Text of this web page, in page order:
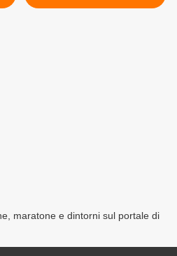
2012 (di Daniele Baranzini)
maratone e dintorni sul portale di